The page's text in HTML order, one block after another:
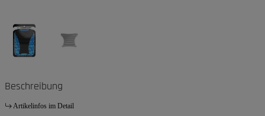
Beschreibung
Artikelinfos im Detail